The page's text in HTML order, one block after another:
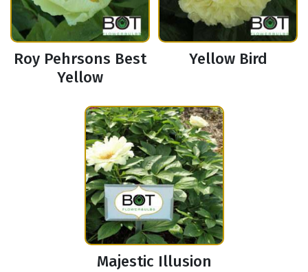
Roy Pehrsons Best
Yellow
Yellow Bird
Majestic Illusion